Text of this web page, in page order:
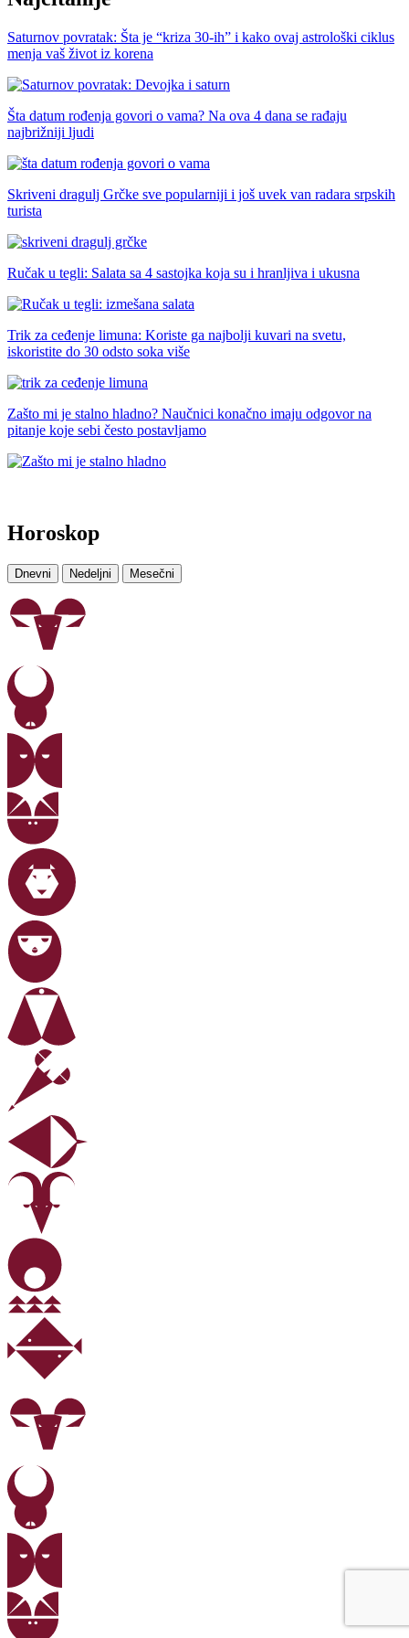
Saturnov povratak: Šta je “kriza 30-ih” i kako ovaj astrološki ciklus
menja vaš život iz korena
Šta datum rođenja govori o vama? Na ova 4 dana se rađaju
najbrižniji ljudi
Skriveni dragulj Grčke sve popularniji i još uvek van radara srpskih
turista
Ručak u tegli: Salata sa 4 sastojka koja su i hranljiva i ukusna
Trik za ceđenje limuna: Koriste ga najbolji kuvari na svetu,
iskoristite do 30 odsto soka više
Zašto mi je stalno hladno? Naučnici konačno imaju odgovor na
pitanje koje sebi često postavljamo
Horoskop
Dnevni Nedeljni Mesečni